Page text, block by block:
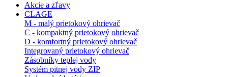
Akcie a zľavy
CLAGE
M - malý prietokový ohrievač
C - kompaktný prietokový ohrievač
D - komfortný prietokový ohrievač
Integrovaný prietokový ohrievač
Zásobníky teplej vody
Systém pitnej vody ZIP